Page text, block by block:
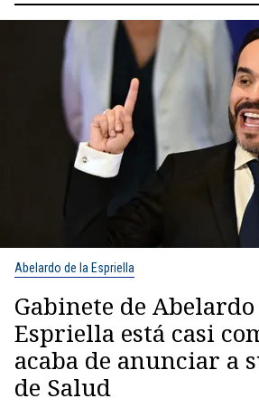
Abelardo de la Espriella
Gabinete de
Espriella está casi
acaba de anunciar a
de Salud